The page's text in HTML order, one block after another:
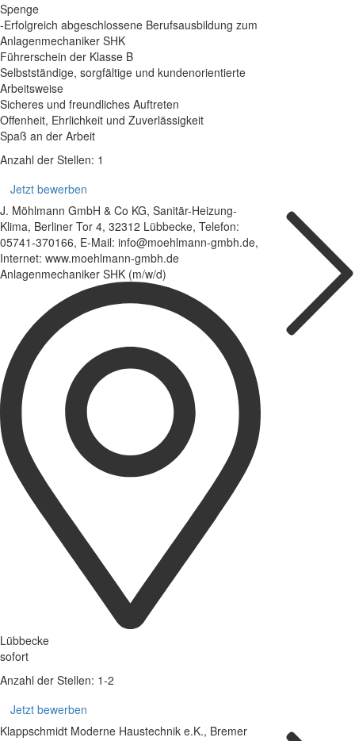
Spenge
-Erfolgreich abgeschlossene Berufsausbildung zum
Anlagenmechaniker SHK
Führerschein der Klasse B
Selbstständige, sorgfältige und kundenorientierte
Arbeitsweise
Sicheres und freundliches Auftreten
Offenheit, Ehrlichkeit und Zuverlässigkeit
Spaß an der Arbeit
Anzahl der Stellen: 1
Jetzt bewerben
J. Möhlmann GmbH & Co KG, Sanitär-Heizung-
Klima, Berliner Tor 4, 32312 Lübbecke, Telefon:
05741-370166, E-Mail: info@moehlmann-gmbh.de,
Internet: www.moehlmann-gmbh.de
Anlagenmechaniker SHK (m/w/d)
Lübbecke
sofort
Anzahl der Stellen: 1-2
Jetzt bewerben
Klappschmidt Moderne Haustechnik e.K., Bremer